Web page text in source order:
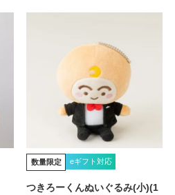
数量限定 eギフト対応
つきろーくんぬいぐるみ(小)(1